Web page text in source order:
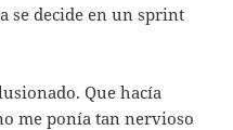
se decide en un sprint
Que hacía
me ponía tan nervioso